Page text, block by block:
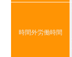
時間外労働時間